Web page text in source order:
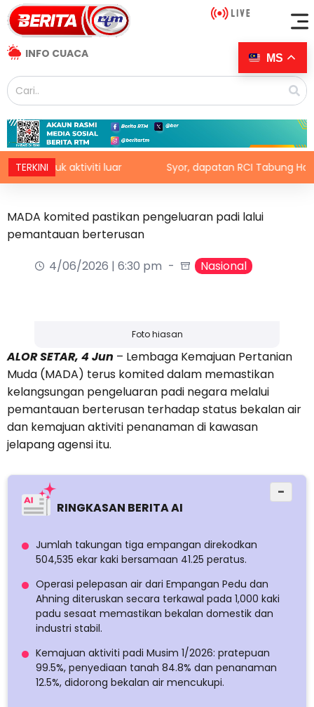
INFO CUACA
TERKINIaktiviti luar Syor, dapatan RCI Tabung Haji
MADA komited pastikan pengeluaran padi lalui
pemantauan berterusan
4/06/2026 | 6:30 pm
Nasional
Foto hiasan
ALOR SETAR, 4 Jun – Lembaga Kemajuan Pertanian
Muda (MADA) terus komited dalam memastikan
kelangsungan pengeluaran padi negara melalui
pemantauan berterusan terhadap status bekalan air
dan kemajuan aktiviti penanaman di kawasan
jelapang agensi itu.
RINGKASAN BERITA AI
−
Jumlah takungan tiga empangan direkodkan
504,535 ekar kaki bersamaan 41.25 peratus.
Operasi pelepasan air dari Empangan Pedu dan
Ahning diteruskan secara terkawal pada 1,000 kaki
padu sesaat memastikan bekalan domestik dan
industri stabil.
Kemajuan aktiviti padi Musim 1/2026: pratepuan
99.5%, penyediaan tanah 84.8% dan penanaman
12.5%, didorong bekalan air mencukupi.
MS